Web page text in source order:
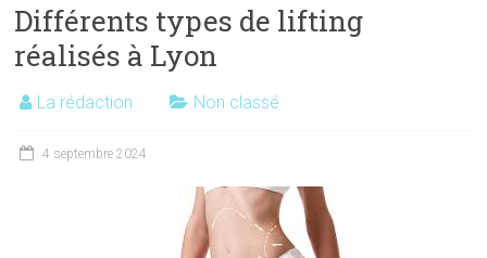
Différents types de lifting
réalisés à Lyon
La rédaction Non classé
4 septembre 2024